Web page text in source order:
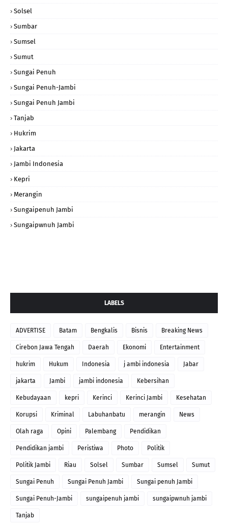
Solsel
Sumbar
Sumsel
Sumut
Sungai Penuh
Sungai Penuh-Jambi
Sungai Penuh Jambi
Tanjab
Hukrim
Jakarta
Jambi Indonesia
Kepri
Merangin
Sungaipenuh Jambi
Sungaipwnuh Jambi
LABELS
ADVERTISE Batam Bengkalis Bisnis Breaking News
Cirebon Jawa Tengah Daerah Ekonomi Entertainment
hukrim Hukum Indonesia j ambi indonesia Jabar
jakarta Jambi jambi indonesia Kebersihan
Kebudayaan kepri Kerinci Kerinci Jambi Kesehatan
Korupsi Kriminal Labuhanbatu merangin News
Olah raga Opini Palembang Pendidikan
Pendidikan jambi Peristiwa Photo Politik
Politik Jambi Riau Solsel Sumbar Sumsel Sumut
Sungai Penuh Sungai Penuh Jambi Sungai penuh Jambi
Sungai Penuh-Jambi sungaipenuh jambi sungaipwnuh jambi
Tanjab